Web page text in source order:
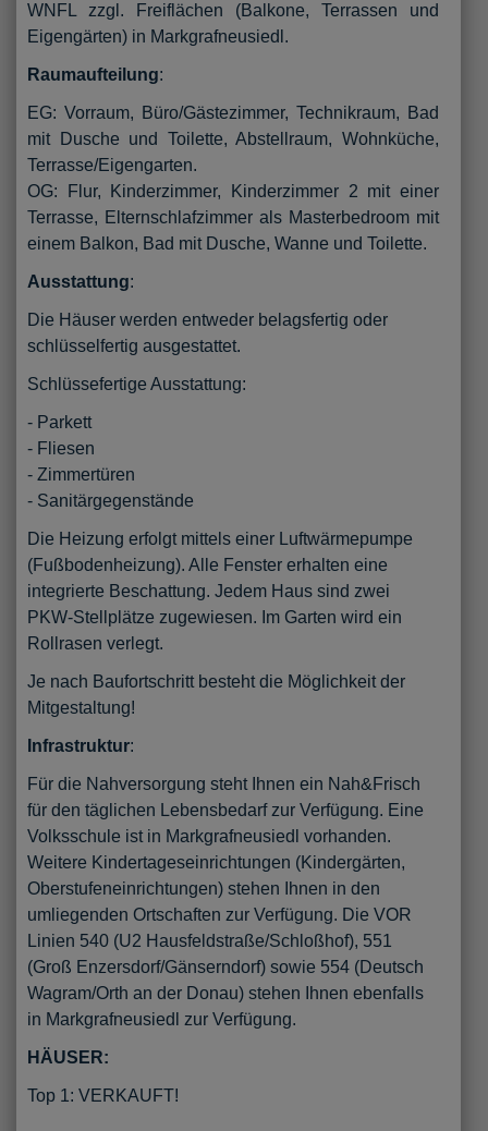
WNFL zzgl. Freiflächen (Balkone, Terrassen und
Eigengärten) in Markgrafneusiedl.
Raumaufteilung:
EG: Vorraum, Büro/Gästezimmer, Technikraum, Bad
mit Dusche und Toilette, Abstellraum, Wohnküche,
Terrasse/Eigengarten.
OG: Flur, Kinderzimmer, Kinderzimmer 2 mit einer
Terrasse, Elternschlafzimmer als Masterbedroom mit
einem Balkon, Bad mit Dusche, Wanne und Toilette.
Ausstattung:
Die Häuser werden entweder belagsfertig oder
schlüsselfertig ausgestattet.
Schlüssefertige Ausstattung:
- Parkett
- Fliesen
- Zimmertüren
- Sanitärgegenstände
Die Heizung erfolgt mittels einer Luftwärmepumpe
(Fußbodenheizung). Alle Fenster erhalten eine
integrierte Beschattung. Jedem Haus sind zwei
PKW-Stellplätze zugewiesen. Im Garten wird ein
Rollrasen verlegt.
Je nach Baufortschritt besteht die Möglichkeit der
Mitgestaltung!
Infrastruktur:
Für die Nahversorgung steht Ihnen ein Nah&Frisch
für den täglichen Lebensbedarf zur Verfügung. Eine
Volksschule ist in Markgrafneusiedl vorhanden.
Weitere Kindertageseinrichtungen (Kindergärten,
Oberstufeneinrichtungen) stehen Ihnen in den
umliegenden Ortschaften zur Verfügung. Die VOR
Linien 540 (U2 Hausfeldstraße/Schloßhof), 551
(Groß Enzersdorf/Gänserndorf) sowie 554 (Deutsch
Wagram/Orth an der Donau) stehen Ihnen ebenfalls
in Markgrafneusiedl zur Verfügung.
HÄUSER:
Top 1: VERKAUFT!